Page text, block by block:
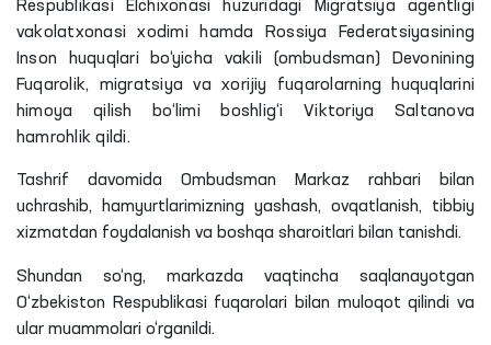
Respublikasi Elchixonasi huzuridagi Migratsiya agentligi
vakolatxonasi xodimi hamda Rossiya Federatsiyasining
Inson huquqlari bo‘yicha vakili (ombudsman) Devonining
Fuqarolik, migratsiya va xorijiy fuqarolarning huquqlarini
himoya qilish bo‘limi boshlig‘i Viktoriya Saltanova
hamrohlik qildi.